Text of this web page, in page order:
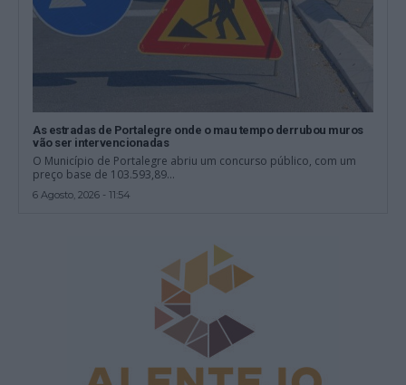
As estradas de Portalegre onde o mau tempo derrubou muros
vão ser intervencionadas
O Município de Portalegre abriu um concurso público, com um
preço base de 103.593,89...
6 Agosto, 2026 - 11:54